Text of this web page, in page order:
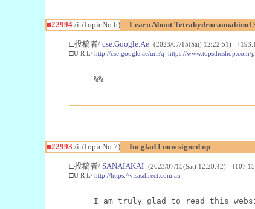
■22994/inTopicNo.6) Learn About Tetrahydrocannabinol
□投稿者/ cse.Google.Ae -(2023/07/15(Sat) 12:22:51)
□U R L/ http://cse.google.ae/url?q=https://
%%
■22993 /inTopicNo.7) Im glad I now signed up
□投稿者/ SANAIAKAI -(2023/07/15(Sat) 12:20:42)
□U R L/ http://https://visasdirect.com.au
I am truly glad to read this